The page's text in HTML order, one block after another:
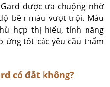
được ưa chuộng nhờ
bền màu vượt trội. Màu
hợp thị hiếu, tính năng
ứng tốt các yêu cầu thẩm
có đắt không?